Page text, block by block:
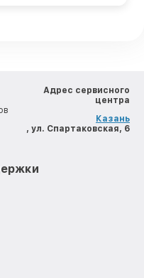
Адрес сервисного
центра
Казань
, ул. Спартаковская, 6